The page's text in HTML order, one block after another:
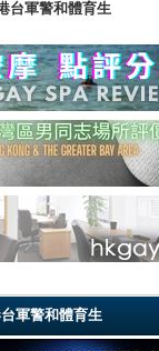
台軍警和體育生
軍警和體育生